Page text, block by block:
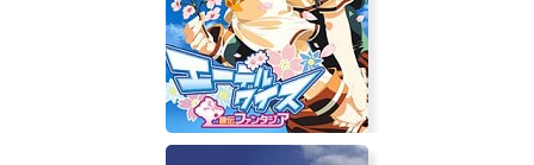
Doors of Silence - The Prologue